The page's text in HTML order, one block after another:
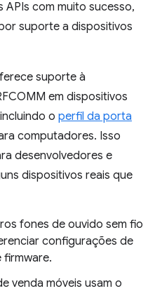
APIs com muito sucesso,
suporte a dispositivos
suporte à
em dispositivos
o perfil da porta
computadores. Isso
desenvolvedores e
dispositivos reais que
fones de ouvido sem fio
configurações de
firmware.
venda móveis usam o